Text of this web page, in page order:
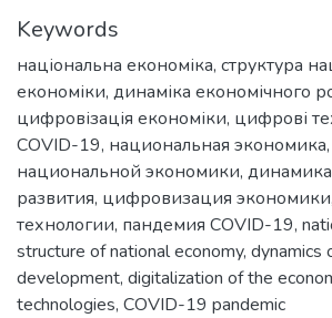
Keywords
національна економіка, структура
економіки, динаміка економічного
цифровізація економіки, цифрові
COVID-19, национальная экономика,
национальной экономики,
развития, цифровизация экономики,
технологии, пандемия COVID-19,
structure of national economy, dynamics
development, digitalization of the
technologies, COVID-19 pandemic